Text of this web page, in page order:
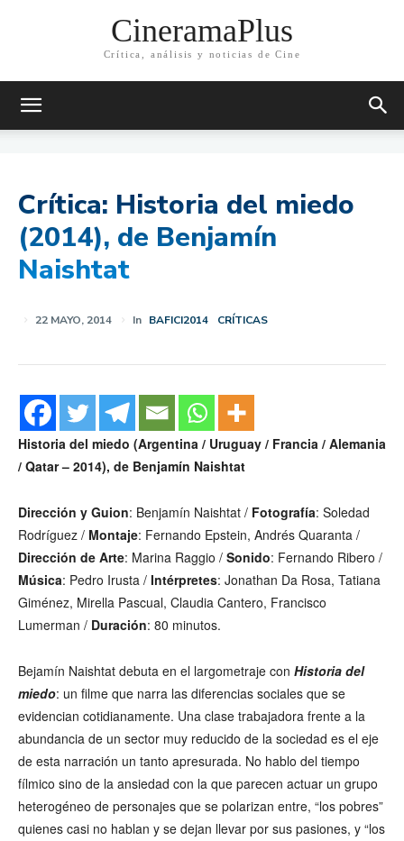
CineramaPlus
Crítica, análisis y noticias de Cine
Crítica: Historia del miedo
(2014), de Benjamín
Naishtat
22 MAYO, 2014 In BAFICI2014 CRÍTICAS
Historia del miedo (Argentina / Uruguay / Francia / Alemania
/ Qatar – 2014), de Benjamín Naishtat
Dirección y Guion: Benjamín Naishtat / Fotografía: Soledad
Rodríguez / Montaje: Fernando Epstein, Andrés Quaranta /
Dirección de Arte: Marina Raggio / Sonido: Fernando Ribero /
Música: Pedro Irusta / Intérpretes: Jonathan Da Rosa, Tatiana
Giménez, Mirella Pascual, Claudia Cantero, Francisco
Lumerman / Duración: 80 minutos.
Bejamín Naishtat debuta en el largometraje con Historia del
miedo: un filme que narra las diferencias sociales que se
evidencian cotidianamente. Una clase trabajadora frente a la
abundancia de un sector muy reducido de la sociedad es el eje
de esta narración un tanto apresurada. No hablo del tiempo
fílmico sino de la ansiedad con la que parecen actuar un grupo
heterogéneo de personajes que se polarizan entre, “los pobres”
quienes casi no hablan y se dejan llevar por sus pasiones, y “los